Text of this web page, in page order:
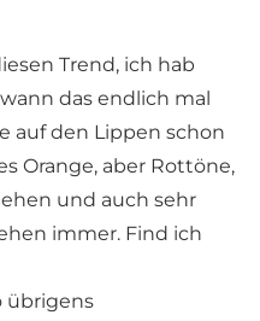
Trend, ich hab
das endlich mal
auf den Lippen schon
Orange, aber Rottöne,
und auch sehr
immer. Find ich
übrigens